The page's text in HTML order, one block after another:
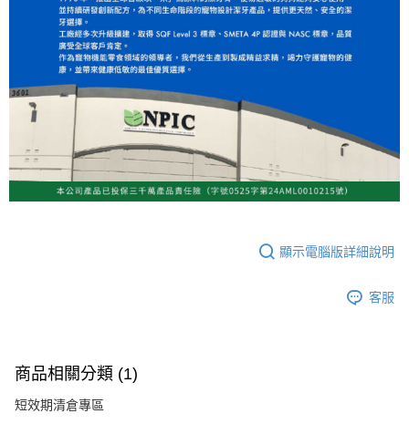
顯示電腦版詳細說明
客服
商品相關分類 (1)
短效期清倉專區